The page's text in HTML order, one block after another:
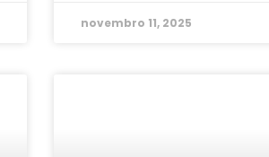
novembro 11, 2025